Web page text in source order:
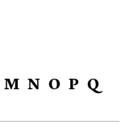
M N O P Q